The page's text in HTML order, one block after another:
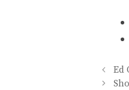
des
Ed